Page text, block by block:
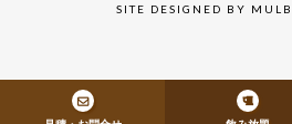
SITE DESIGNED BY